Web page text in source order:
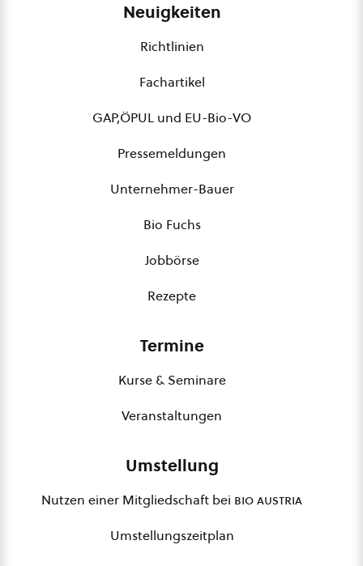
Neuigkeiten
Richtlinien
Fachartikel
GAP,ÖPUL und EU-Bio-VO
Pressemeldungen
Unternehmer-Bauer
Bio Fuchs
Jobbörse
Rezepte
Termine
Kurse & Seminare
Veranstaltungen
Umstellung
Nutzen einer Mitgliedschaft bei bio austria
Umstellungszeitplan